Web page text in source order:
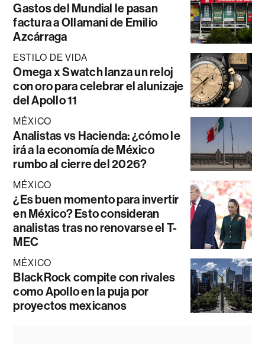
Gastos del Mundial le pasan
factura a Ollamani de Emilio
Azcárraga
ESTILO DE VIDA
Omega x Swatch lanza un reloj
con oro para celebrar el alunizaje
del Apollo 11
MÉXICO
Analistas vs Hacienda: ¿cómo le
irá a la economía de México
rumbo al cierre del 2026?
MÉXICO
¿Es buen momento para invertir
en México? Esto consideran
analistas tras no renovarse el T-
MEC
MÉXICO
BlackRock compite con rivales
como Apollo en la puja por
proyectos mexicanos